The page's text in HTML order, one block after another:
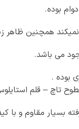
بوده.
همچنین
تاچ – قلم